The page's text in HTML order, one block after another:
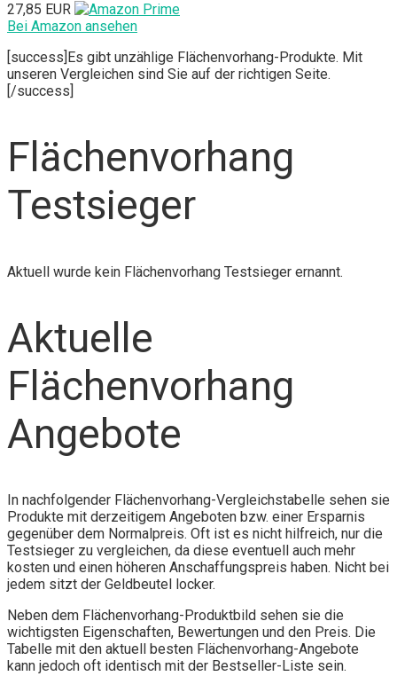
27,85 EUR
Bei Amazon ansehen
[success]Es gibt unzählige Flächenvorhang-Produkte. Mit
unseren Vergleichen sind Sie auf der richtigen Seite.
[/success]
Flächenvorhang
Testsieger
Aktuell wurde kein Flächenvorhang Testsieger ernannt.
Aktuelle
Flächenvorhang
Angebote
In nachfolgender Flächenvorhang-Vergleichstabelle sehen sie
Produkte mit derzeitigem Angeboten bzw. einer Ersparnis
gegenüber dem Normalpreis. Oft ist es nicht hilfreich, nur die
Testsieger zu vergleichen, da diese eventuell auch mehr
kosten und einen höheren Anschaffungspreis haben. Nicht bei
jedem sitzt der Geldbeutel locker.
Neben dem Flächenvorhang-Produktbild sehen sie die
wichtigsten Eigenschaften, Bewertungen und den Preis. Die
Tabelle mit den aktuell besten Flächenvorhang-Angebote
kann jedoch oft identisch mit der Bestseller-Liste sein.